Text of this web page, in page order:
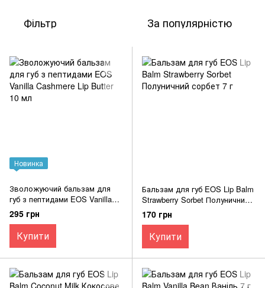
Фільтр За популярністю
Новинка
Зволожуючий бальзам для
губ з пептидами EOS Vanilla
Cashmere Lip Butter 10 мл
295 грн
Купити
Бальзам для губ EOS Lip Balm
Strawberry Sorbet Полуничний
сорбет 7 г
170 грн
Купити